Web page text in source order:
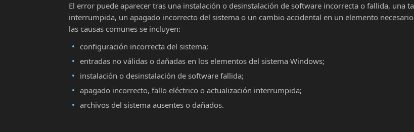
El error puede aparecer tras una instalación o desinstalación de software incorrecta o fallida, una
interrumpida, un apagado incorrecto del sistema o un cambio accidental en un elemento
las causas comunes se incluyen:
configuración incorrecta del sistema;
entradas no válidas o dañadas en los elementos del sistema Windows;
instalación o desinstalación de software fallida;
apagado incorrecto, fallo eléctrico o actualización interrumpida;
archivos del sistema ausentes o dañados.